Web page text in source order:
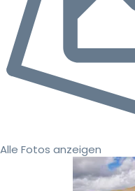
Alle Fotos anzeigen